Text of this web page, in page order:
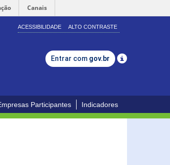
Canais
ACESSIBILIDADE ALTO CONTRASTE
Entrar com gov.br
Participantes Indicadores